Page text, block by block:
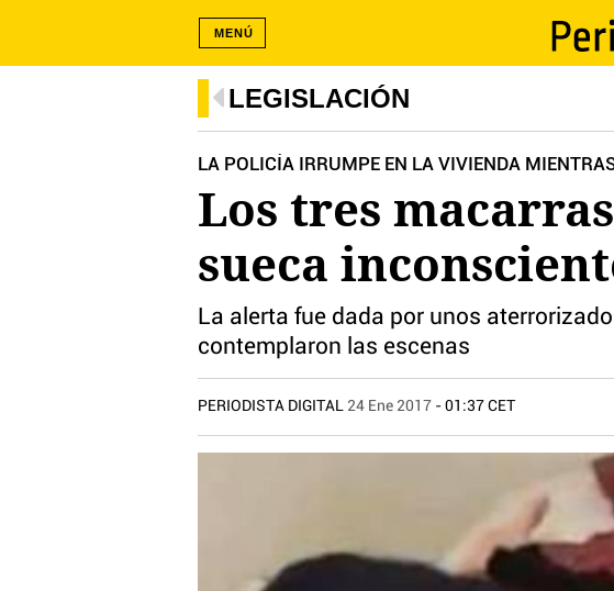
MENÚ
LEGISLACIÓN
LA POLICÍA IRRUMPE EN LA VIVIENDA
Los tres
sueca
La alerta fue dada por unos
contemplaron las escenas
PERIODISTA DIGITAL 24 Ene 2017 - 01:37 CET